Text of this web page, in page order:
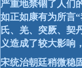
严重地禁锢了人们
如正如康有为所言
氏、羌、突厥、契
义造成了较大影响
宋统治朝廷稍微稳